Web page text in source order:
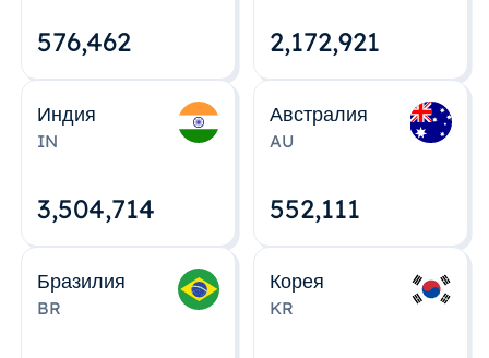
576,463 2,172,922
Индия
IN
3,504,715
Австралия
AU
552,112
Бразилия
BR
Корея
KR